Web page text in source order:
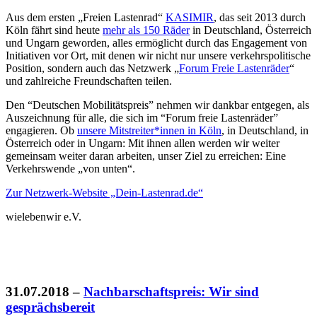
Aus dem ersten „Freien Lastenrad“ KASIMIR, das seit 2013 durch
Köln fährt sind heute mehr als 150 Räderin Deutschland, Österreich
und Ungarn geworden, alles ermöglicht durch das Engagement von
Initiativen vor Ort, mit denen wir nicht nur unsere verkehrspolitische
Position, sondern auch das Netzwerk „Forum Freie Lastenräder“
und zahlreiche Freundschaften teilen.
Den “Deutschen Mobilitätspreis” nehmen wir dankbar entgegen, als
Auszeichnung für alle, die sich im “Forum freie Lastenräder”
engagieren. Ob unsere Mitstreiter*innen in Köln, in Deutschland, in
Österreich oder in Ungarn: Mit ihnen allen werden wir weiter
gemeinsam weiter daran arbeiten, unser Ziel zu erreichen: Eine
Verkehrswende „von unten“.
Zur Netzwerk-Website „Dein-Lastenrad.de“
wielebenwir e.V.
31.07.2018 – Nachbarschaftspreis: Wir sind
gesprächsbereit